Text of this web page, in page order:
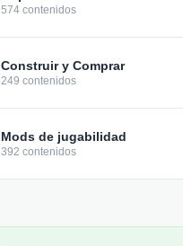
574 contenidos
Construir y Comprar
249 contenidos
Mods de jugabilidad
392 contenidos